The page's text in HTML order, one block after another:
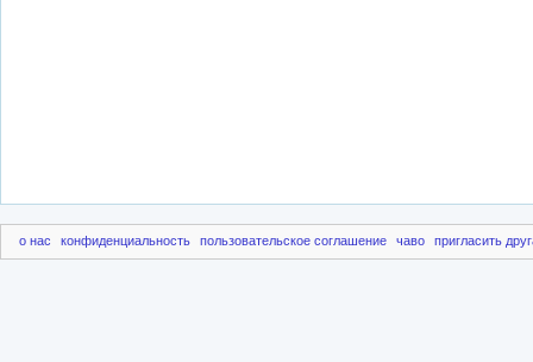
о нас конфиденциальность пользовательское соглашение чаво пригласить